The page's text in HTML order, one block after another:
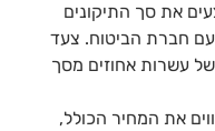
את סך התיקונים
חברת הביטוח. צעד
עשרות אחוזים מסך
את המחיר הכולל,